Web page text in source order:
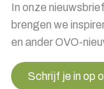
In onze
brengen we
en ander OVO-
Schrijf je in op